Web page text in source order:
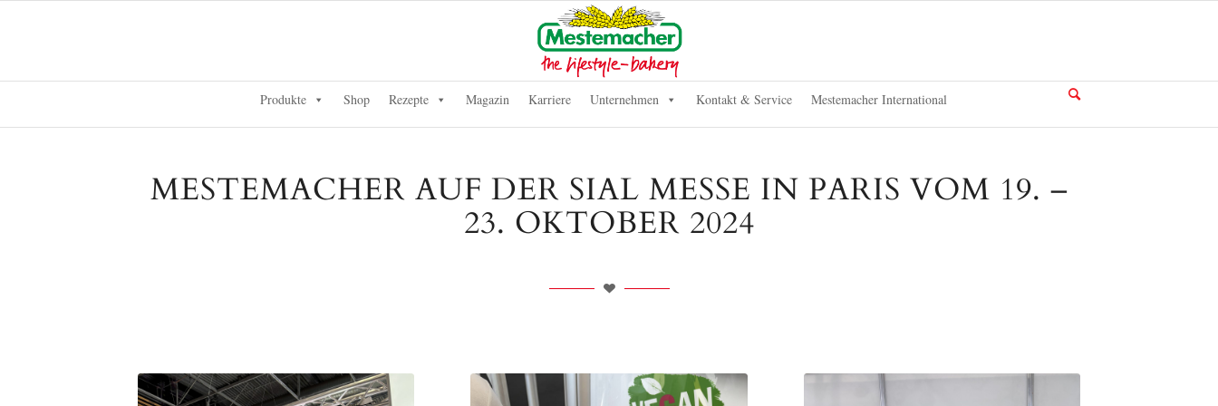
Produkte Shop Rezepte Magazin Karriere Unternehmen Kontakt & Service Mestemacher International
MESTEMACHER AUF DER SIAL MESSE IN PARIS VOM 19. –
23. OKTOBER 2024